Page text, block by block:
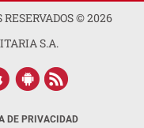
RESERVADOS ©2026
S.A.
DE PRIVACIDAD